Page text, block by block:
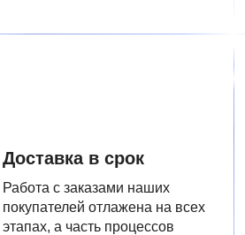
Доставка в срок
Работа с заказами наших
покупателей отлажена на всех
этапах, а часть процессов